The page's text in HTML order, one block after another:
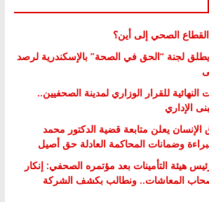
الصحي إلى أين؟
لجنة “الحق في الصحة” بالإسكندرية لرصد
للقرار الوزاري لمدينة الصحفيين..
الإداري
يعلن متابعة قضية الدكتور محمد
وضمانات المحاكمة العادلة حق أصيل
هيئة التأمينات بعد مؤتمره الصحفي: إنكار
أصحاب المعاشات.. ونطالب بكشف الشركة